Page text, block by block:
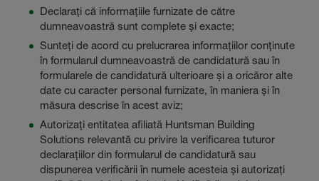
Declarați că informațiile furnizate de către
dumneavoastră sunt complete și exacte;
Sunteți de acord cu prelucrarea informațiilor conținute
în formularul dumneavoastră de candidatură sau în
formularele de candidatură ulterioare și a oricăror alte
date cu caracter personal furnizate, în maniera și în
măsura descrise în acest aviz;
Autorizați entitatea afiliată Huntsman Building
Solutions relevantă cu privire la verificarea tuturor
declarațiilor din formularul de candidatură sau
dispunerea verificării în numele acesteia și autorizați